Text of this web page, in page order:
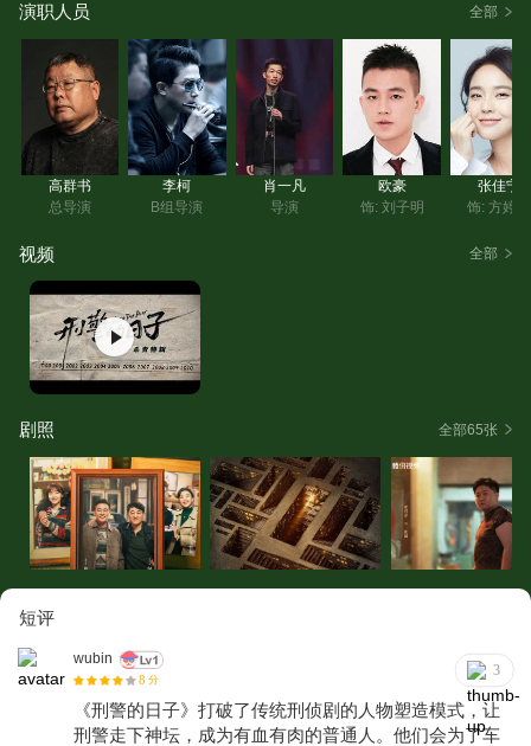
持枪毒枭按倒在地，他斗过智，仅用一根鞋带就将一窝狂徒一
网打尽；眼见血泊中身首异处的花季少年，他发誓要将凶手绳
之以法；面对死者家属的冷漠与不信任，他一度迷茫到质疑破
案的意义。他曾因荣誉加身而得意忘形，结果犯错被停职，跌
入人生谷底，但他，终凭着信念证明自己，坚守正义。
面对罪恶，刘子明勇往直前，永不妥协；回到家庭，他却当不
好一名丈夫和父亲，他心怀愧疚，却无能为力……当光环褪
演职人员 全部
高群书
总导演
李柯
B组导演
肖一凡
导演
欧豪
饰: 刘子明
张佳宁
饰: 方婷婷
视频 全部
剧照 全部65张
短评
wubin
8 分
3
《刑警的日子》打破了传统刑侦剧的人物塑造模式，让
刑警走下神坛，成为有血有肉的普通人。他们会为了车